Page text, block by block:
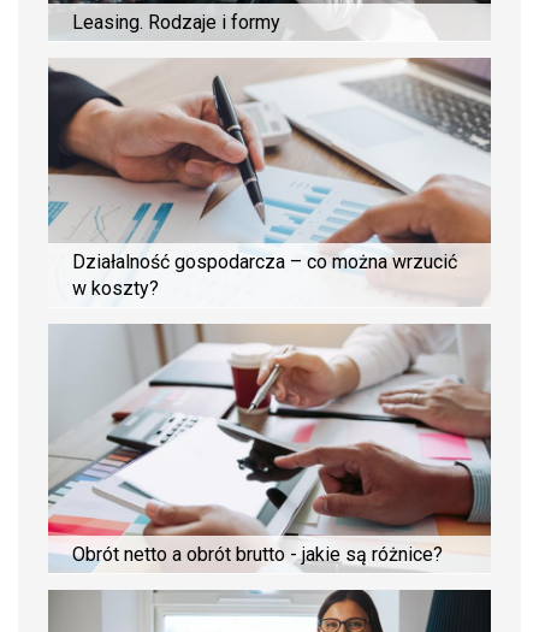
Leasing. Rodzaje i formy
Działalność gospodarcza – co można wrzucić
w koszty?
Obrót netto a obrót brutto - jakie są różnice?